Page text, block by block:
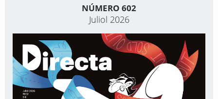
NÚMERO 602
Juliol 2026